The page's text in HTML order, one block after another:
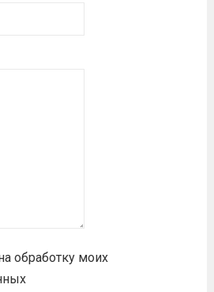
обработку моих